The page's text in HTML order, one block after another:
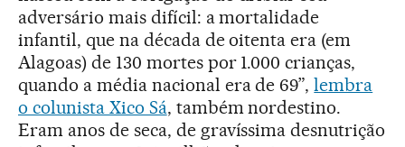
adversário mais difícil: a mortalidade
infantil, que na década de oitenta era (em
Alagoas) de 130 mortes por 1.000 crianças,
quando a média nacional era de 69”,lembra
o colunista Xico Sá, também nordestino.
Eram anos de seca, de gravíssima desnutrição